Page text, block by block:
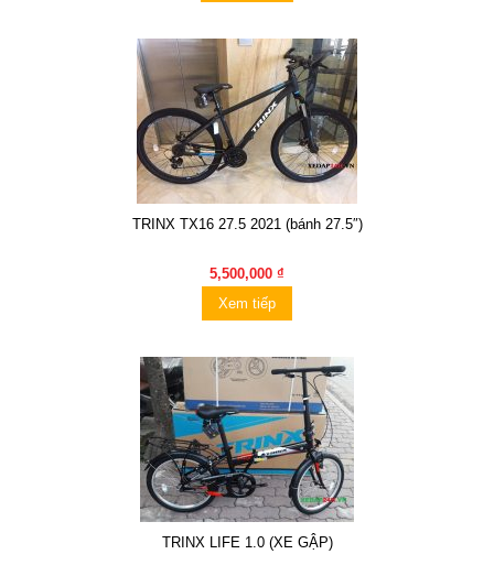
TRINX TX16 27.5 2021 (bánh 27.5″)
5,500,000 ₫
Xem tiếp
TRINX LIFE 1.0 (XE GẬP)